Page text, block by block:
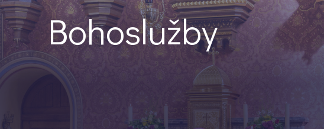
Bohoslužby